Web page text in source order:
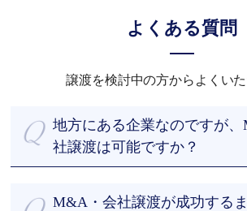
よくある質問
譲渡を検討中の方からよくい
地方にある企業なのですが
社譲渡は可能ですか？
します。今までM&A仲介をさせて
M&A・会社譲渡が成功する